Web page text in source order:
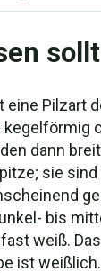
Pilzart
kegelförmig
dann
sie
bis
weiß.
ist weißlich.